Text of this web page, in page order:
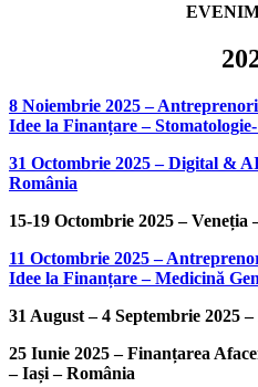
8 Noiembrie 2025 –
Idee la Finanțare –
31 Octombrie 2025 – Digital &
România
15-19 Octombrie 2025 – Veneția
11 Octombrie 2025 –
Idee la Finanțare – Medicină
31 August – 4 Septembrie 2025
25 Iunie 2025 – Finanțarea
– Iași – România